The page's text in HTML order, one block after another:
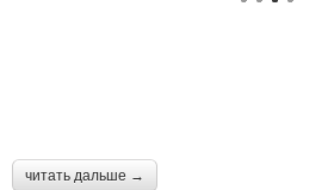
читать дальше →